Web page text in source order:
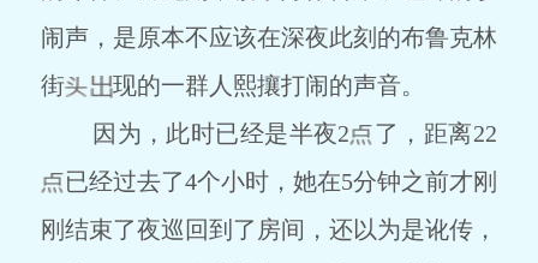
闹声，是原本不应该在深夜此刻的布鲁克林
街
现的一群人熙攘打闹的声音。
因为，此时已经是半夜2
了，距离22
已经过去了4个小时，她在5分钟之前才刚
刚结束了夜巡回到了房间，还以为是讹传，